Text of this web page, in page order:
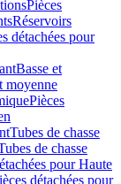
Pièces
Réservoirs
détachées pour
Basse et
moyenne
Pièces
Tubes de chasse
de chasse
pour Haute
détachées pour